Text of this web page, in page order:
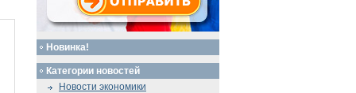
Новинка!
Категории новостей
Новости экономики